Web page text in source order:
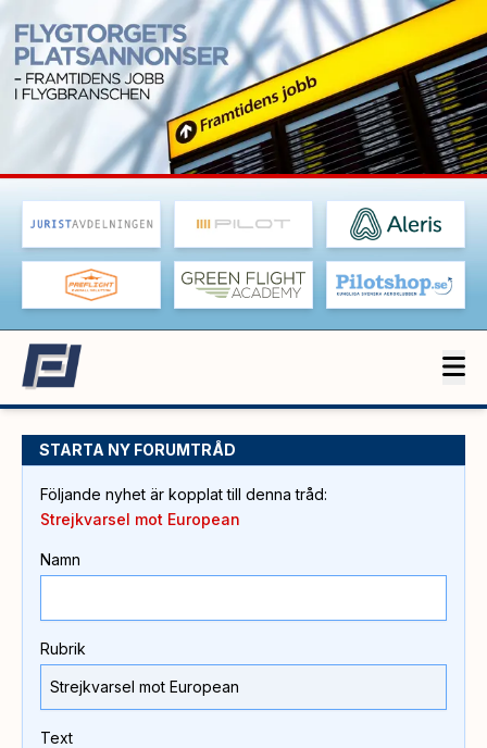
STARTA NY FORUMTRÅD
Följande nyhet är kopplat till denna tråd:
Strejkvarsel mot European
Namn
Rubrik
Text